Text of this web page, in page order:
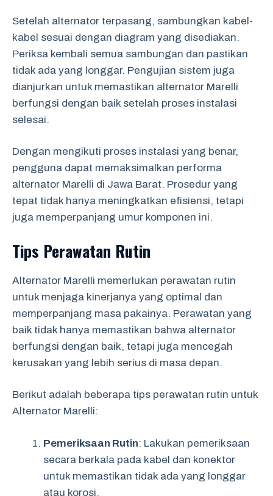
Setelah alternator terpasang, sambungkan kabel-
kabel sesuai dengan diagram yang disediakan.
Periksa kembali semua sambungan dan pastikan
tidak ada yang longgar. Pengujian sistem juga
dianjurkan untuk memastikan alternator Marelli
berfungsi dengan baik setelah proses instalasi
selesai.
Dengan mengikuti proses instalasi yang benar,
pengguna dapat memaksimalkan performa
alternator Marelli di Jawa Barat. Prosedur yang
tepat tidak hanya meningkatkan efisiensi, tetapi
juga memperpanjang umur komponen ini.
Tips Perawatan Rutin
Alternator Marelli memerlukan perawatan rutin
untuk menjaga kinerjanya yang optimal dan
memperpanjang masa pakainya. Perawatan yang
baik tidak hanya memastikan bahwa alternator
berfungsi dengan baik, tetapi juga mencegah
kerusakan yang lebih serius di masa depan.
Berikut adalah beberapa tips perawatan rutin untuk
Alternator Marelli:
Pemeriksaan Rutin: Lakukan pemeriksaan
secara berkala pada kabel dan konektor
untuk memastikan tidak ada yang longgar
atau korosi.